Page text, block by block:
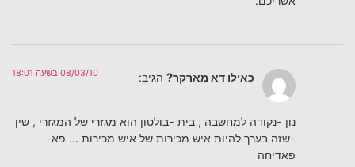
כאילו דא מארקר? הגיב: 08/03/10 בשעה 18:01
נון -נקודה למחשבה , בית -בולטון הוא מגזרי של המגזרי , שין
-שזה בערך להיות איש מכירות של איש מכירות … פא-
פאדיחה